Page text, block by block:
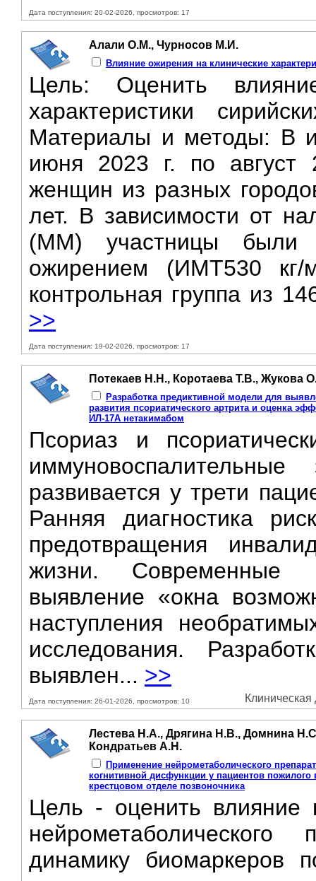
Дата поступления: 20-02-2026, просмотров: 17
Алали О.М., Чурносов М.И.
Влияние ожирения на клинические
Цель: Оценить
характеристики
Материалы и методы: B
июня 2023 г. по август
женщин из разных
лет. B зависимости от
(MM) участницы
ожирением (ИМТ530
контрольная группа из
>>
Дата поступления: 19-02-2026, просмотров: 17
Потекаев Н.Н., Коротаева Т.В., Жукова
Разработка предиктивной модели для
развития псориатического артрита и оценка
ИЛ-17А нетакимабом
Псориаз и
развивается у трети
Ранняя диагностика
предотвращения
жизни. Современные
выявление «окна
наступления
исследования.
выявлен... >>
Дата поступления: 26-01-2026, просмотров: 10
Лестева Н.А., Дрягина Н.В., Домнина
Кондратьев А.Н.
Применение нейрометаболического
когнитивной дисфункции у пациентов
крестцовом отделе позвоночника
Цель - оценить влияние
динамику биомаркеров